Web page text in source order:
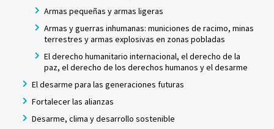
Armas pequeñas y armas ligeras
Armas y guerras inhumanas: municiones de racimo, minas
terrestres y armas explosivas en zonas pobladas
El derecho humanitario internacional, el derecho de la
paz, el derecho de los derechos humanos y el desarme
El desarme para las generaciones futuras
Fortalecer las alianzas
Desarme, clima y desarrollo sostenible